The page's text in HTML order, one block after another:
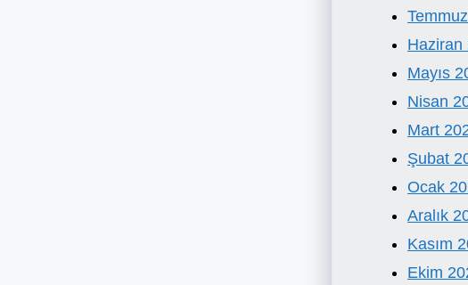
Haziran
Mayıs
Nisan
Mart
Şubat
Ocak
Aralık
Kasım
Ekim